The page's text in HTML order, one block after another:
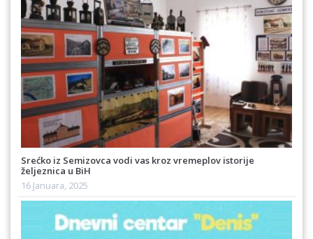
Srećko iz Semizovca vodi vas kroz vremeplov istorije
željeznica u BiH
16 Januara, 2025